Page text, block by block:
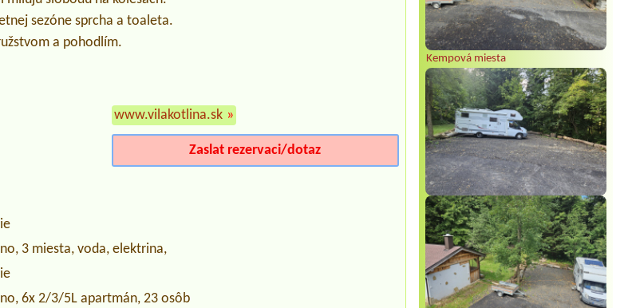
Kempová miesta
sezóne sprcha a toaleta.
a pohodlím.
www.vilakotlina.sk »
Zaslat rezervaci/dotaz
3 miesta, voda, elektrina,
6x 2/3/5L apartmán, 23 osôb